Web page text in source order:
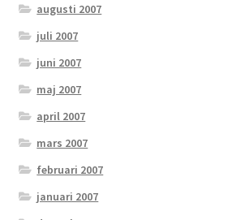
augusti 2007
juli 2007
juni 2007
maj 2007
april 2007
mars 2007
februari 2007
januari 2007